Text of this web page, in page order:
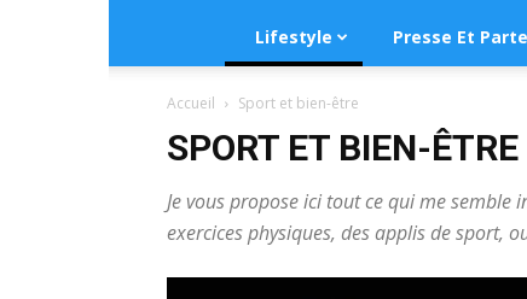
Lifestyle Presse Et
Accueil Sport et bien-être
SPORT ET BIEN-ÊTRE
Je vous propose ici tout ce qui me
exercices physiques, des applis de sport,